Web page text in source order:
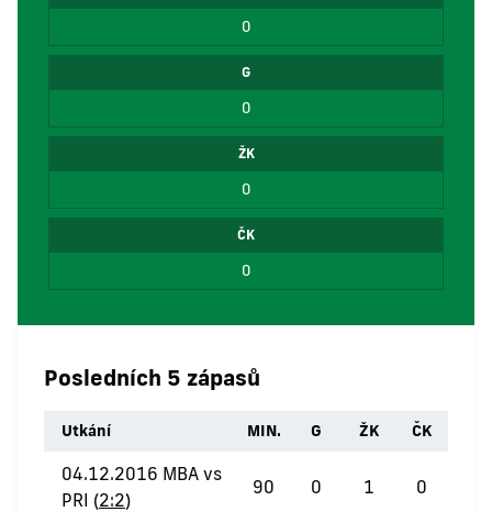
0
G
0
ŽK
0
ČK
0
Posledních 5 zápasů
Utkání MIN. G ŽK ČK
04.12.2016 MBA vs
PRI (2:2)
90 0 1 0